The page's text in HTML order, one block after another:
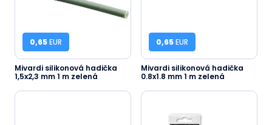
0,65EUR
Mivardi silikonová hadička
1,5x2,3 mm 1 m zelená
0,65EUR
Mivardi silikonová hadička
0.8x1.8 mm 1 m zelená